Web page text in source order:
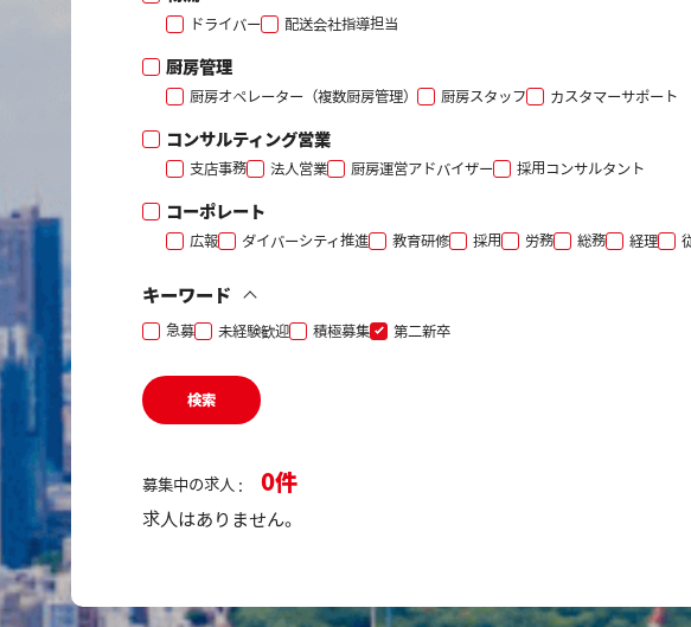
ドライバー 配送会社指導担当
厨房管理
厨房オペレーター（複数厨房管理） 厨房スタッフ カスタマーサポート
コンサルティング営業
支店事務 法人営業 厨房運営アドバイザー 採用コンサルタント
コーポレート
広報 ダイバーシティ推進 教育研修 採用 労務 総務 経理
キーワード
急募 未経験歓迎 積極募集 第二新卒
検索
募集中の求人 : 0
求人はありません。